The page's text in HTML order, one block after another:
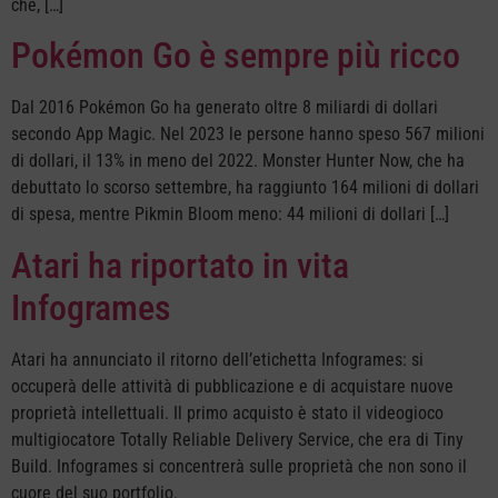
che, […]
Pokémon Go è sempre più ricco
Dal 2016 Pokémon Go ha generato oltre 8 miliardi di dollari
secondo App Magic. Nel 2023 le persone hanno speso 567 milioni
di dollari, il 13% in meno del 2022. Monster Hunter Now, che ha
debuttato lo scorso settembre, ha raggiunto 164 milioni di dollari
di spesa, mentre Pikmin Bloom meno: 44 milioni di dollari […]
Atari ha riportato in vita
Infogrames
Atari ha annunciato il ritorno dell’etichetta Infogrames: si
occuperà delle attività di pubblicazione e di acquistare nuove
proprietà intellettuali. Il primo acquisto è stato il videogioco
multigiocatore Totally Reliable Delivery Service, che era di Tiny
Build. Infogrames si concentrerà sulle proprietà che non sono il
cuore del suo portfolio.